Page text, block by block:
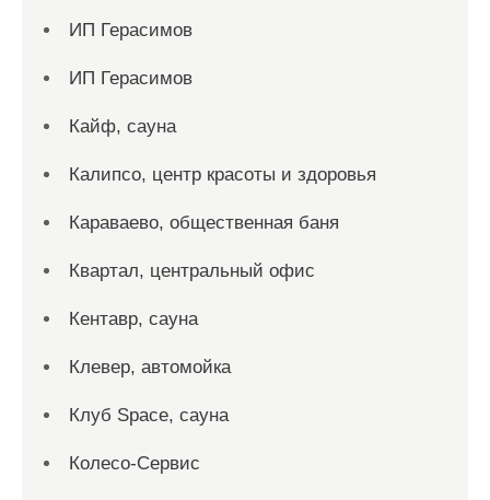
ИП Герасимов
ИП Герасимов
Кайф, сауна
Калипсо, центр красоты и здоровья
Караваево, общественная баня
Квартал, центральный офис
Кентавр, сауна
Клевер, автомойка
Клуб Space, сауна
Колесо-Сервис